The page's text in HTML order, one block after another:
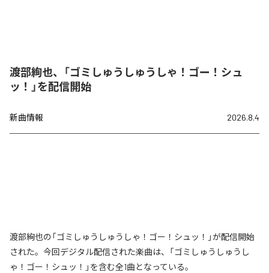
渡部絢也、「ゴミしゅうしゅうしゃ！ゴー！シュ
ッ！」を配信開始
新曲情報 2026.8.4
渡部絢也の「ゴミしゅうしゅうしゃ！ゴー！シュッ！」が配信開始
された。今回デジタル配信された楽曲は、「ゴミしゅうしゅうし
ゃ！ゴー！シュッ！」を含む全1曲となっている。